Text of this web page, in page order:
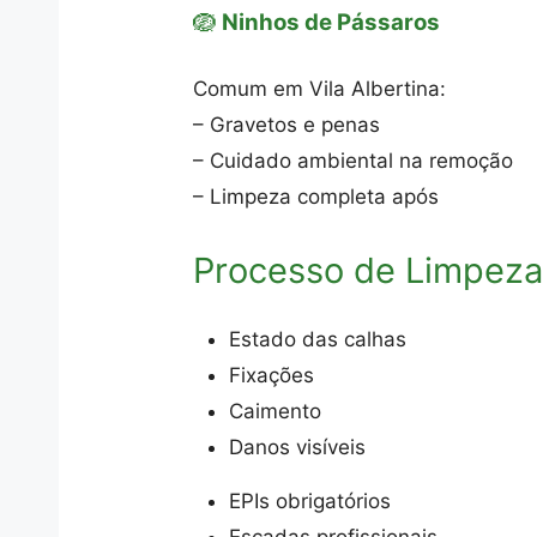
🪺 Ninhos de Pássaros
Comum em Vila Albertina:
– Gravetos e penas
– Cuidado ambiental na remoção
– Limpeza completa após
Processo de Limpeza
Estado das calhas
Fixações
Caimento
Danos visíveis
EPIs obrigatórios